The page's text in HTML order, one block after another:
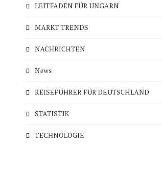
LEITFADEN FÜR UNGARN
MARKT TRENDS
NACHRICHTEN
News
REISEFÜHRER FÜR DEUTSCHLAND
STATISTIK
TECHNOLOGIE